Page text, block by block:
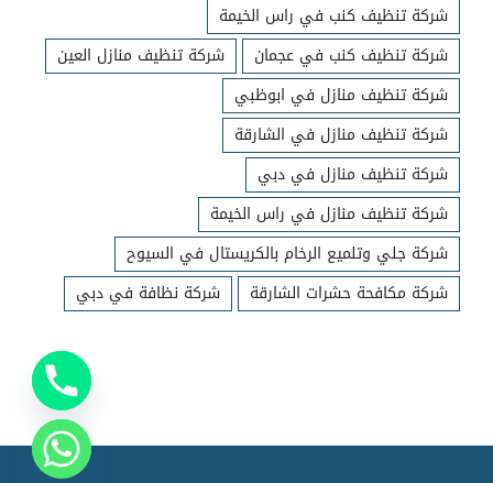
شركة تنظيف كنب في راس الخيمة
شركة تنظيف كنب في عجمان
شركة تنظيف منازل العين
شركة تنظيف منازل في ابوظبي
شركة تنظيف منازل في الشارقة
شركة تنظيف منازل في دبي
شركة تنظيف منازل في راس الخيمة
شركة جلي وتلميع الرخام بالكريستال في السيوح
شركة مكافحة حشرات الشارقة
شركة نظافة في دبي